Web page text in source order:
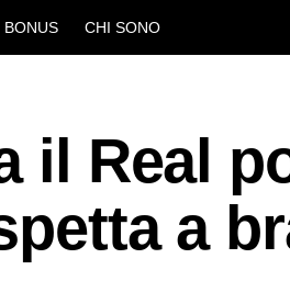
BONUS CHI SONO
il Real
a